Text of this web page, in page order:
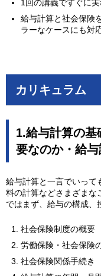
1回の講義ですぐに
給与計算と社会保険
ラーなケースにも対
カリキュラム
1.給与計算の
要なのか・給
給与計算と一言でいって
料の計算などさまざまな
ではまず、給与の構成、
社会保険制度の概要
労働保険・社会保険
社会保険関係手続き